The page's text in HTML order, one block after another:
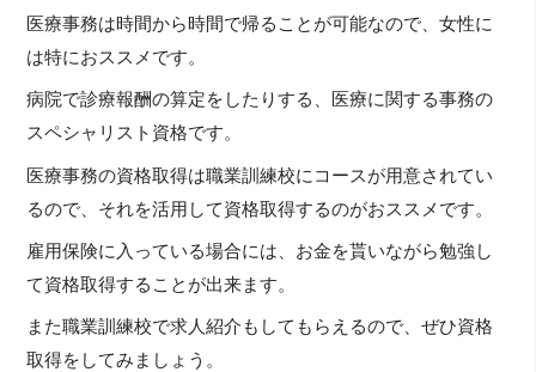
医療事務は時間から時間で帰ることが可能なので、女性に
は特におススメです。
病院で診療報酬の算定をしたりする、医療に関する事務の
スペシャリスト資格です。
医療事務の資格取得は職業訓練校にコースが用意されてい
るので、それを活用して資格取得するのがおススメです。
雇用保険に入っている場合には、お金を貰いながら勉強し
て資格取得することが出来ます。
また職業訓練校で求人紹介もしてもらえるので、ぜひ資格
取得をしてみましょう。